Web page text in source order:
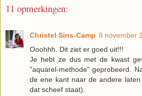
11 opmerkingen:
Christel Sins-Camp 8 november
Ooohhh. Dit ziet er goed uit!!!
Je hebt ze dus met de kwast
"aquarel-methode" geprobeerd.
de ene kant naar de andere
dat scheef staat).